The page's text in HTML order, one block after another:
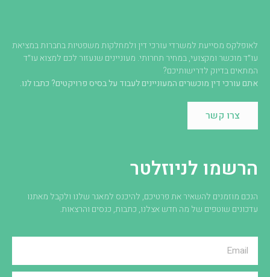
לאופלקס מסייעת למשרדי עורכי דין ולמחלקות משפטיות בחברות במציאת
עו״ד מוכשר ומקצועי, במחיר תחרותי. מעוניינים שנעזור לכם למצוא עו״ד
המתאים בדיוק לדרישותיכם?
אתם עורכי דין מוכשרים המעוניינים לעבוד על בסיס פרויקטים? כתבו לנו.
צרו קשר
הרשמו לניוזלטר
הנכם מוזמנים להשאיר את פרטיכם, להיכנס למאגר שלנו ולקבל מאתנו
עדכונים שוטפים של מה חדש אצלנו, כתבות, כנסים והרצאות.